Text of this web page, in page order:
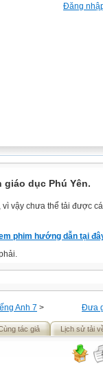
Đăng
dục Phú Yên.
vậy chưa thể tải được
phim hướng dẫn tại
Đưa
Anh 7 >
tác giả Lịch sử tải